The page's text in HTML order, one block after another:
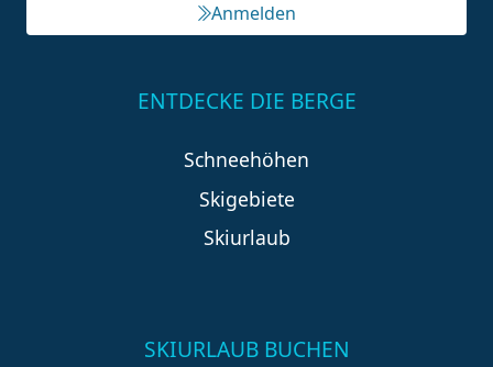
Anmelden
ENTDECKE DIE BERGE
Schneehöhen
Skigebiete
Skiurlaub
SKIURLAUB BUCHEN